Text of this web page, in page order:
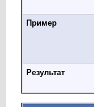
Пример
Результат